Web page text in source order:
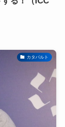
カタパルト